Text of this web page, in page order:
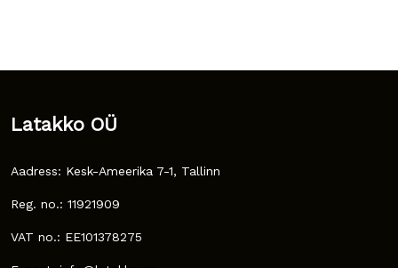
Latakko OÜ
Aadress: Kesk-Ameerika 7-1, Tallinn
Reg. no.: 11921909
VAT no.: EE101378275